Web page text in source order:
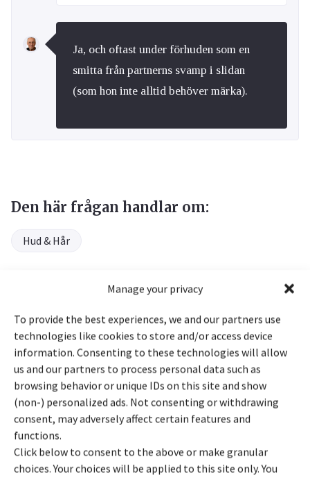
Manage your privacy
To provide the best experiences, we and our partners use
technologies like cookies to store and/or access device
information. Consenting to these technologies will allow
us and our partners to process personal data such as
browsing behavior or unique IDs on this site and show
(non-) personalized ads. Not consenting or withdrawing
consent, may adversely affect certain features and
functions.
Click below to consent to the above or make granular
choices. Your choices will be applied to this site only. You
Ja, och oftast under förhuden som en
smitta från partnerns svamp i slidan
(som hon inte alltid behöver märka).
Den här frågan handlar om:
Hud & Hår
Anders Hallén
Uppdaterad: 22 mars, 2010
Publicerad: 22 mars, 2010
Prenumerera på nyhetsbrev
Liknande frågor
16 juni, 2026
Ta hål i örat nära leverfläck?